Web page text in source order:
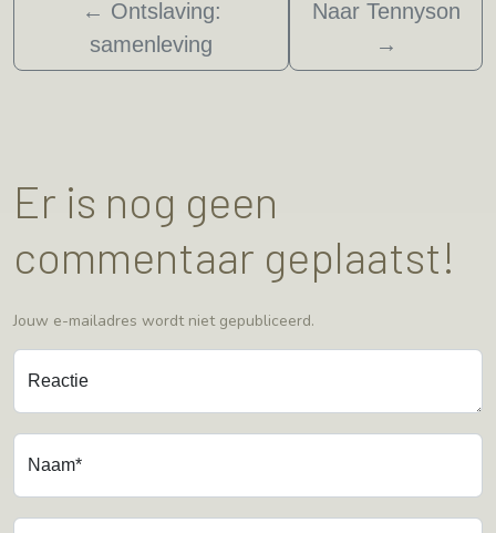
← Ontslaving:
samenleving
Naar Tennyson
→
Er is nog geen
commentaar geplaatst!
Jouw e-mailadres wordt niet gepubliceerd.
Reactie
Naam*